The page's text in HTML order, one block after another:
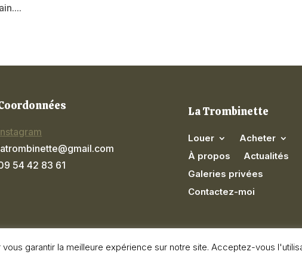
54 42 83 61
La Trombinette
Louer
Acheter
À propos
Actualités
Galeries privées
Contactez-moi
Normandie – Images et textes non libres de droit –Location
garantir la meilleure expérience sur notre site. Acceptez-vous